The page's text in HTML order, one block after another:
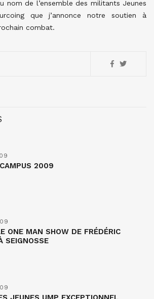
nom de l’ensemble des militants Jeunes
que j’annonce notre soutien à
combat.
2009
ONE MAN SHOW DE FRÉDÉRIC
SEIGNOSSE